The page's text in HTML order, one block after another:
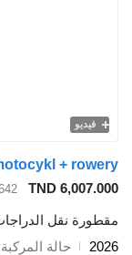
TND
PLN 7,642
≈ €1,775
الدراجات البخارية
المركبة جديد